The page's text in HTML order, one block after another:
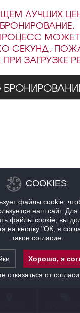
ЛУЧШИХ
БРОНИРОВАНИЕ.
МОЖЕТ
СЕКУНД,
ЗАГРУЗКЕ
COOKIES
файлы cookie,
наш сайт.
файлы cookie, вы
на кнопку "ОК, я
такое согласие.
Хорошо, я
отказаться от